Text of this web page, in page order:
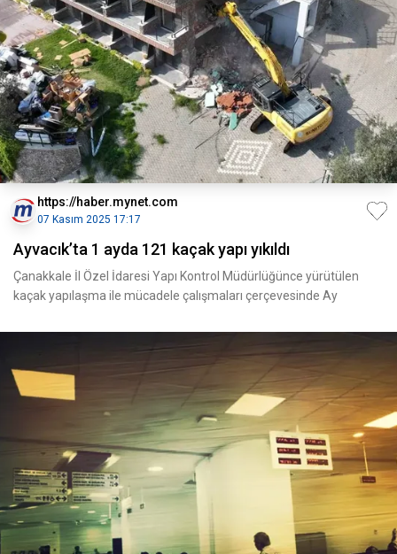
https://haber.mynet.com
07 Kasım 2025 17:17
Ayvacık’ta 1 ayda 121 kaçak yapı yıkıldı
Çanakkale İl Özel İdaresi Yapı Kontrol Müdürlüğünce yürütülen
kaçak yapılaşma ile mücadele çalışmaları çerçevesinde Ay